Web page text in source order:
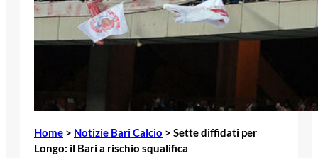
Home > Notizie Bari Calcio > Sette diffidati per
Longo: il Bari a rischio squalifica